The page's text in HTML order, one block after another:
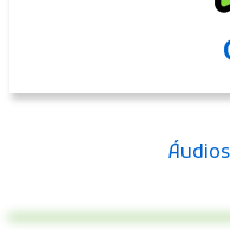
Narrador Galvão